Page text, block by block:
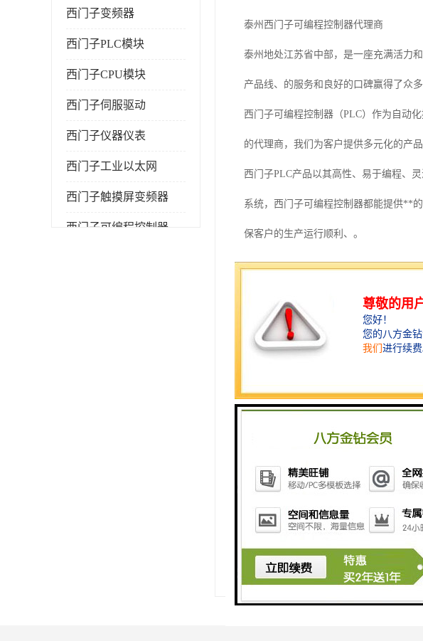
西门子变频器
西门子PLC模块
西门子CPU模块
西门子伺服驱动
西门子仪器仪表
西门子工业以太网
西门子触摸屏变频器
西门子可编程控制器
泰州西门子可编程控制器代理商
泰州地处江苏省中部，是一座充满活力
产品线、的服务和良好的口碑赢得了众多
西门子可编程控制器（PLC）作为自动
的代理商，我们为客户提供多元化的产品
西门子PLC产品以其高性、易于编程、
系统，西门子可编程控制器都能提供**
保客户的生产运行顺利、。
作为泰州地区的西门子可编程控制器代
为客户提供便捷的采购体验。无论是西
我们的宗旨是以客户为，为客户提供一
满意是我们大的追求，我们将不断努力
如果您对西门子可编程控制器及配件有
单、！选择我们，选择的合作伙伴，让
下一篇：湖州西门子工业以太网价格